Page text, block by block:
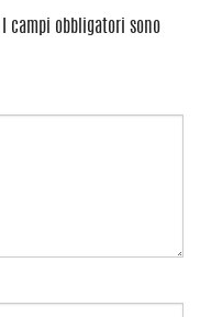
I campi obbligatori sono